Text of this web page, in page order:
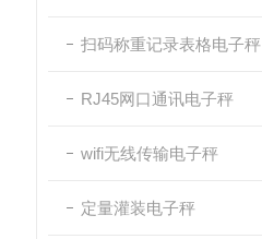
扫码称重记录表格电子秤
RJ45网口通讯电子秤
wifi无线传输电子秤
定量灌装电子秤